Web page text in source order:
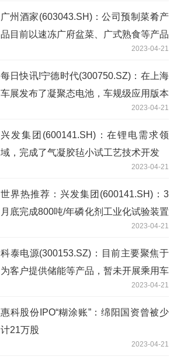
广州酒家(603043.SH)：公司预制菜肴产
品目前以速冻广府盆菜、广式熟食等产品
2023-04-21
每日快讯!宁德时代(300750.SZ)：在上海
车展发布了凝聚态电池，车规级应用版本
可在今年内具备量产能力，正在进行民用
电动载人飞机项目的合作开发
2023-04-21
兴发集团(600141.SH)：在锂电需求领
域，完成了气凝胶毡小试工艺技术开发
2023-04-21
世界热推荐：兴发集团(600141.SH)：3
月底完成800吨/年磷化剂工业化试验装置
2023-04-21
科泰电源(300153.SZ)：目前主要聚焦于
为客户提供储能等产品，暂未开展乘用车
2023-04-21
惠科股份IPO“糊涂账”：绵阳国资曾被少
计21万股
2023-04-21